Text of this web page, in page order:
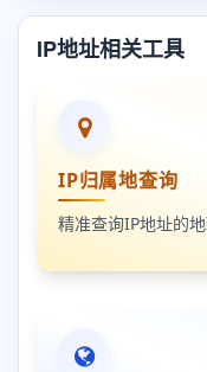
IP地址相关工具
IP归属地查询
精准查询IP地址的